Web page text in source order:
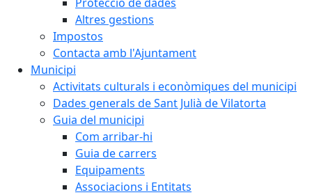
Altres gestions
Impostos
Contacta amb l'Ajuntament
Municipi
Activitats culturals i econòmiques del municipi
Dades generals de Sant Julià de Vilatorta
Guia del municipi
Com arribar-hi
Guia de carrers
Equipaments
Associacions i Entitats